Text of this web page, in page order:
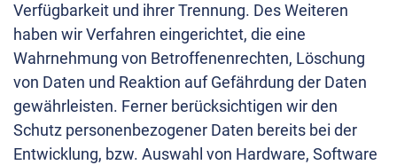
Verfügbarkeit und ihrer Trennung. Des Weiteren
haben wir Verfahren eingerichtet, die eine
Wahrnehmung von Betroffenenrechten, Löschung
von Daten und Reaktion auf Gefährdung der Daten
gewährleisten. Ferner berücksichtigen wir den
Schutz personenbezogener Daten bereits bei der
Entwicklung, bzw. Auswahl von Hardware, Software